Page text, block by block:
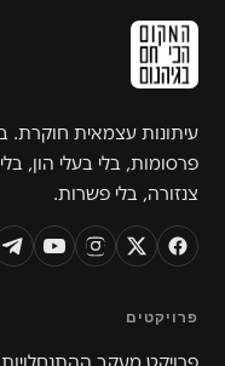
עיתונות עצמאית חוקרת.
פרסומות, בלי בעלי הון, בלי
צנזורה, בלי פשרות.
פרויקטים